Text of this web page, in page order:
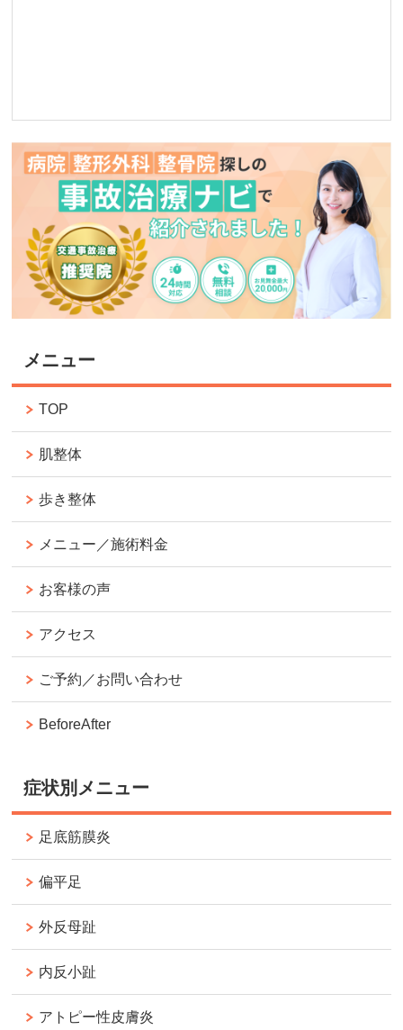
メニュー
TOP
肌整体
歩き整体
メニュー／施術料金
お客様の声
アクセス
ご予約／お問い合わせ
BeforeAfter
症状別メニュー
足底筋膜炎
偏平足
外反母趾
内反小趾
アトピー性皮膚炎